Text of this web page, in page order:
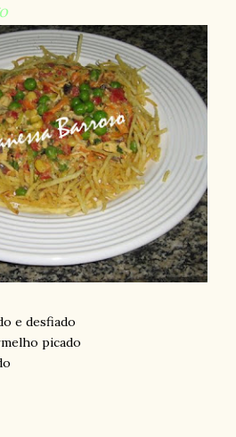
e desfiado
picado